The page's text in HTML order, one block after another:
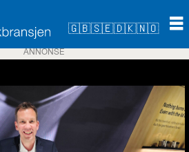
🇬🇧🇸🇪🇩🇰🇳🇴
ANNONSE